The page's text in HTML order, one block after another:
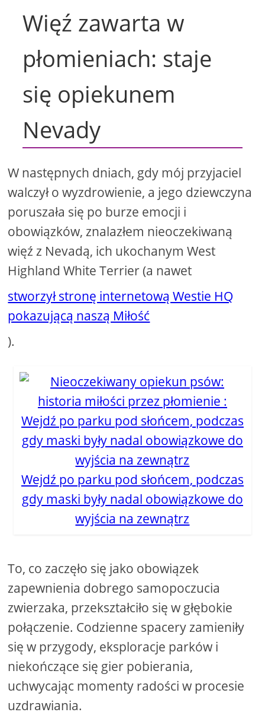
Więź zawarta w
płomieniach: staje
się opiekunem
Nevady
W następnych dniach, gdy mój przyjaciel
walczył o wyzdrowienie, a jego dziewczyna
poruszała się po burze emocji i
obowiązków, znalazłem nieoczekiwaną
więź z Nevadą, ich ukochanym West
Highland White Terrier (a nawet
stworzył stronę internetową Westie HQ
pokazującą naszą Miłość
).
Wejdź po parku pod słońcem, podczas
gdy maski były nadal obowiązkowe do
wyjścia na zewnątrz
To, co zaczęło się jako obowiązek
zapewnienia dobrego samopoczucia
zwierzaka, przekształciło się w głębokie
połączenie. Codzienne spacery zamieniły
się w przygody, eksploracje parków i
niekończące się gier pobierania,
uchwycając momenty radości w procesie
uzdrawiania.